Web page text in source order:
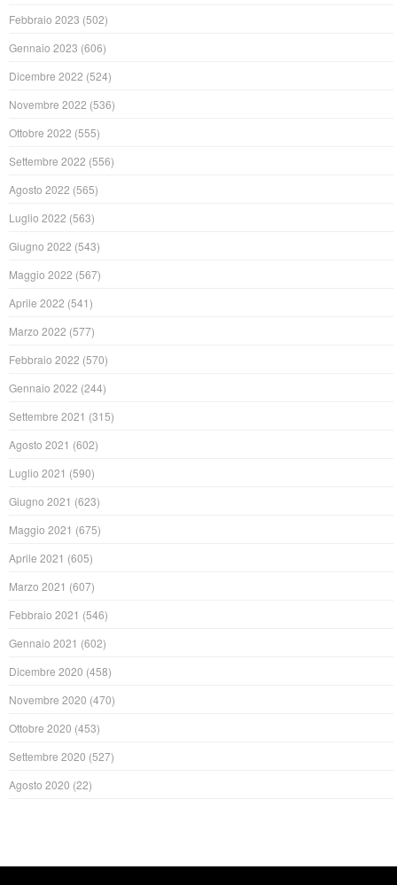
Febbraio 2023 (502)
Gennaio 2023 (606)
Dicembre 2022 (524)
Novembre 2022 (536)
Ottobre 2022 (555)
Settembre 2022 (556)
Agosto 2022 (565)
Luglio 2022 (563)
Giugno 2022 (543)
Maggio 2022 (567)
Aprile 2022 (541)
Marzo 2022 (577)
Febbraio 2022 (570)
Gennaio 2022 (244)
Settembre 2021 (315)
Agosto 2021 (602)
Luglio 2021 (590)
Giugno 2021 (623)
Maggio 2021 (675)
Aprile 2021 (605)
Marzo 2021 (607)
Febbraio 2021 (546)
Gennaio 2021 (602)
Dicembre 2020 (458)
Novembre 2020 (470)
Ottobre 2020 (453)
Settembre 2020 (527)
Agosto 2020 (22)